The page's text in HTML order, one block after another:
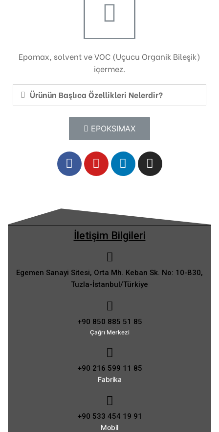
Epomax, solvent ve VOC (Uçucu Organik Bileşik)
içermez.
Ürünün Başlıca Özellikleri Nelerdir?
EPOKSIMAX
İletişim Bilgileri
Egemen Sanayi Sitesi, Orta Mh. Keban Sk. No: 10-B30,
Tuzla-İstanbul/Türkiye
+90 850 885 51 85
Çağrı Merkezi
+90 216 599 11 85
Fabrika
+90 533 454 19 91
Mobil